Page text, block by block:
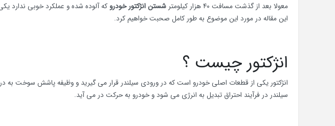
معولا بعد از گذشت مسافت ۴۰ هزار کیلومتر شستن انژکتور خودرو که آلوده شده و عملکرد خوبی ندارد
این مقاله در مورد این موضوع به طور کامل صحبت خواهیم کرد.
انژکتور چیست ؟
انژکتور یکی از قطعات اصلی خودرو است که در ورودی سیلندر قرار می گیرید و وظیفه پاشش سوخت به
سیلندر در فرآیند احتراق تبدیل به انرژی می شود و خودرو به حرکت در می آید.